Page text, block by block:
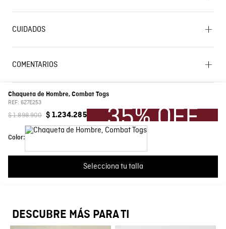
Chaqueta de Hombre, Combat Togs
REF: 627E253
$1.898.900 $ 1.234.285
Color:
Selecciona tu talla
revés. CUIDADO TEXTIL PROFESIONAL: No limpieza en
seco. SECADO: Secado en tendedero a la sombra.
lavado 30 ºC. Proceso moderado. BLANQUEADO: No
No secar en máquina.
Composición
Color Negro
País de Fabricación
JOHN URIBE E HIJOS S.A.
CUIDADOS
COMENTARIOS
☆☆☆☆☆
0 Calificación promedio (0 comentarios)
Por favor, inicia sesión para escribir un comentario.
No hay comentarios.
DESCUBRE MÁS PARA TI